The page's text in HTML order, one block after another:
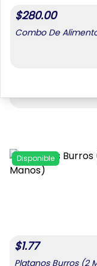
Disponible
$1.77
Platanos Burros (2
$280.00
Combo De